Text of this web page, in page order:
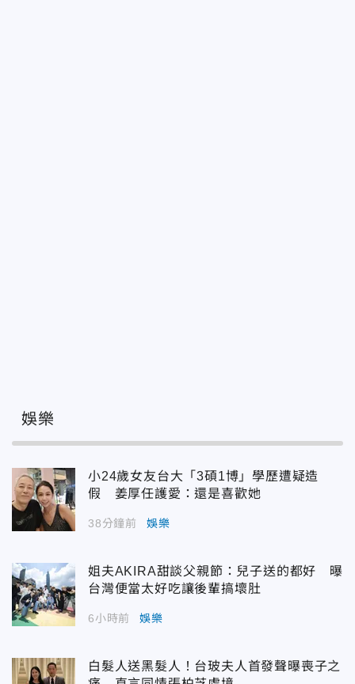
娛樂
小24歲女友台大「3碩1博」學歷遭疑造
假 姜厚任護愛：還是喜歡她
38分鐘前 娛樂
姐夫AKIRA甜談父親節：兒子送的都好 曝
台灣便當太好吃讓後輩搞壞肚
6小時前 娛樂
白髮人送黑髮人！台玻夫人首發聲曝喪子之